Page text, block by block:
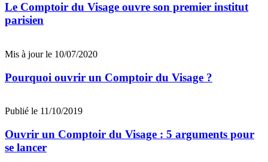
Le Comptoir du Visage ouvre son premier institut
parisien
Mis à jour le 10/07/2020
Pourquoi ouvrir un Comptoir du Visage ?
Publié le 11/10/2019
Ouvrir un Comptoir du Visage : 5 arguments pour
se lancer